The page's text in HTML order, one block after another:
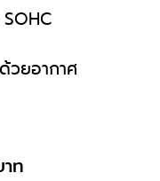
วยอากาศ
ท